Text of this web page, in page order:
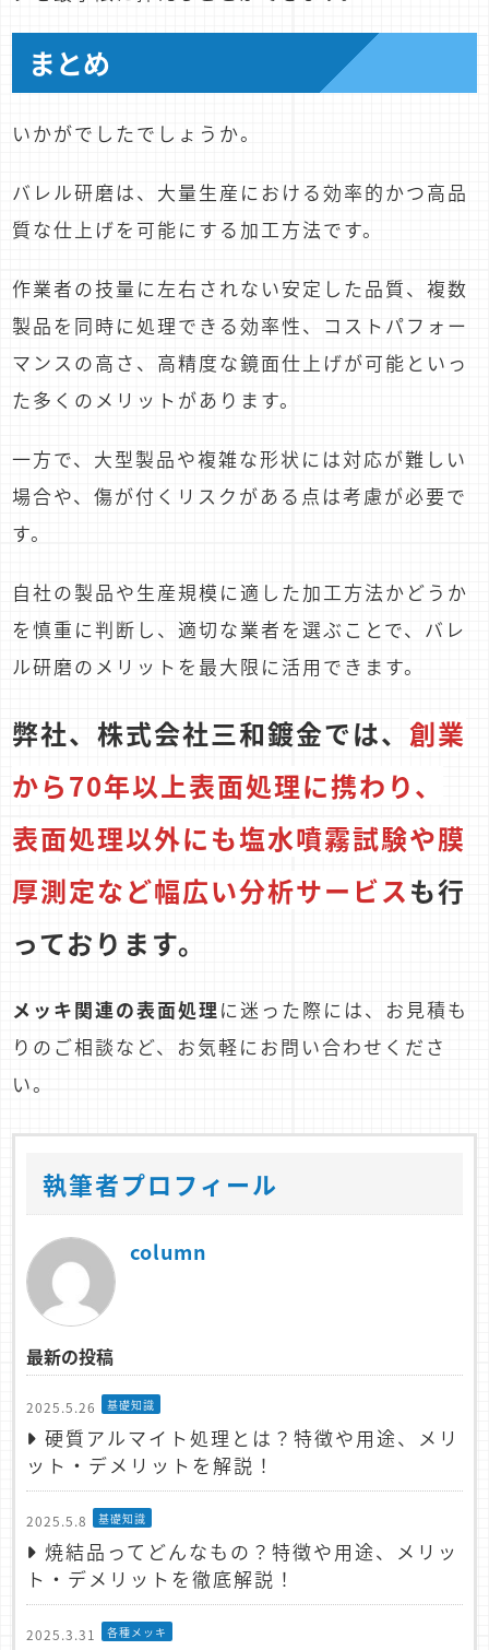
まとめ
いかがでしたでしょうか。
バレル研磨は、大量生産における効率的かつ高品
質な仕上げを可能にする加工方法です。
作業者の技量に左右されない安定した品質、複数
製品を同時に処理できる効率性、コストパフォー
マンスの高さ、高精度な鏡面仕上げが可能といっ
た多くのメリットがあります。
一方で、大型製品や複雑な形状には対応が難しい
場合や、傷が付くリスクがある点は考慮が必要で
す。
自社の製品や生産規模に適した加工方法かどうか
を慎重に判断し、適切な業者を選ぶことで、バレ
ル研磨のメリットを最大限に活用できます。
弊社、株式会社三和鍍金では、創業
から70年以上表面処理に携わり、
表面処理以外にも塩水噴霧試験や膜
厚測定など幅広い分析サービスも行
っております。
メッキ関連の表面処理に迷った際には、お見積も
りのご相談など、お気軽にお問い合わせくださ
い。
執筆者プロフィール
column
最新の投稿
2025.5.26 基礎知識
硬質アルマイト処理とは？特徴や用途、メリ
ット・デメリットを解説！
2025.5.8 基礎知識
焼結品ってどんなもの？特徴や用途、メリッ
ト・デメリットを徹底解説！
2025.3.31 各種メッキ